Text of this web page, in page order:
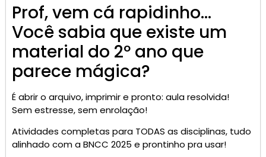
Prof, vem cá rapidinho…
Você sabia que existe um
material do 2º ano que
parece mágica?
É abrir o arquivo, imprimir e pronto: aula resolvida!
Sem estresse, sem enrolação!
Atividades completas para TODAS as disciplinas, tudo
alinhado com a BNCC 2025 e prontinho pra usar!